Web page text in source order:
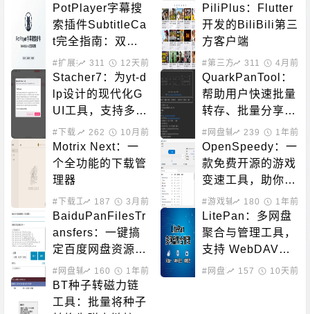
PotPlayer字幕搜
索插件SubtitleCa
t完全指南：双源
字幕下载、自动匹
配、90语言支持
#扩展插件 #系统增强
311 12天前
PiliPlus：Flutter
开发的BiliBili第三
方客户端
#第三方客户端
311 4月前
Stacher7：为yt-d
lp设计的现代化G
UI工具，支持多平
台
#下载工具262 10月前
QuarkPanTool：
帮助用户快速批量
转存、批量分享、
批量下载的开源工
具
#网盘辅助 239 1年前
Motrix Next：一
个全功能的下载管
理器
#下载工具 187 3月前
OpenSpeedy：一
款免费开源的游戏
变速工具，助你突
破游戏原本的帧率
限制
#游戏辅助 180 1年前
BaiduPanFilesTr
ansfers：一键搞
定百度网盘资源！
百度网盘批量转
存、分享和检测工
具
#网盘辅助 160 1年前
LitePan：多网盘
聚合与管理工具，
支持 WebDAV、
STRM、媒体整理
#网盘辅助 #数据处理
157 10天前
BT种子转磁力链
工具：批量将种子